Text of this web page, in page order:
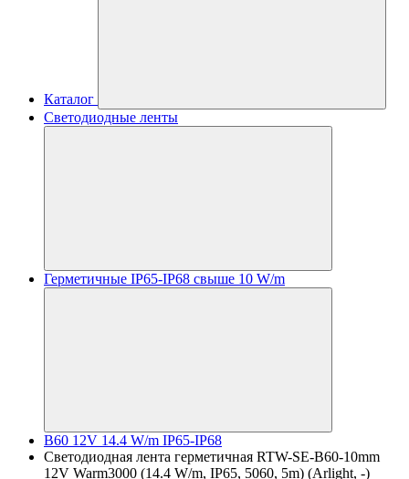
Каталог
Светодиодные ленты
Герметичные IP65-IP68 свыше 10 W/m
B60 12V 14.4 W/m IP65-IP68
Светодиодная лента герметичная RTW-SE-B60-10mm
12V Warm3000 (14.4 W/m, IP65, 5060, 5m) (Arlight, -)